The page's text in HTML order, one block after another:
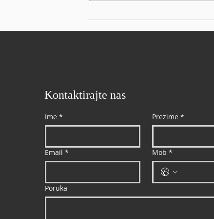
Kontaktirajte nas
Ime * Prezime *
Email * Mob *
Poruka